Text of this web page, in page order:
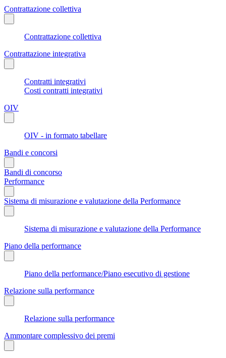
Contrattazione collettiva
Contrattazione collettiva
Contrattazione integrativa
Contratti integrativi
Costi contratti integrativi
OIV
OIV - in formato tabellare
Bandi e concorsi
Bandi di concorso
Performance
Sistema di misurazione e valutazione della Performance
Sistema di misurazione e valutazione della Performance
Piano della performance
Piano della performance/Piano esecutivo di gestione
Relazione sulla performance
Relazione sulla performance
Ammontare complessivo dei premi